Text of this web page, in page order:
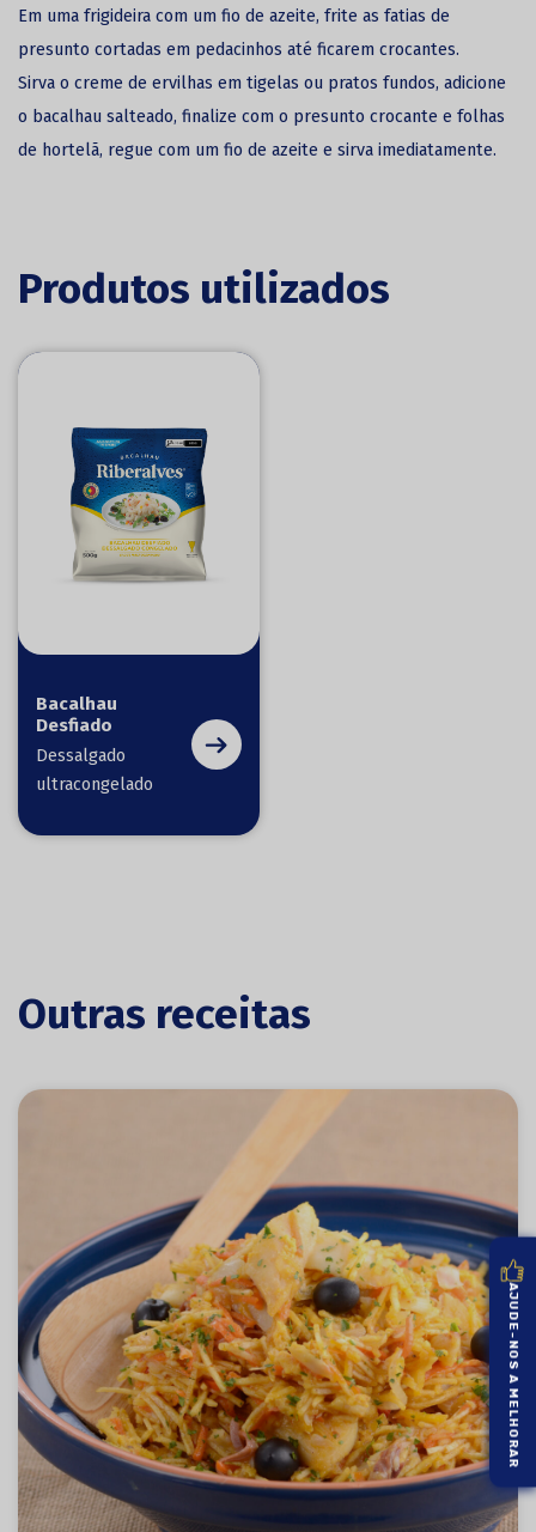
Em uma frigideira com um fio de azeite, frite as fatias de
presunto cortadas em pedacinhos até ficarem crocantes.
Sirva o creme de ervilhas em tigelas ou pratos fundos, adicione
o bacalhau salteado, finalize com o presunto crocante e folhas
de hortelã, regue com um fio de azeite e sirva imediatamente.
Produtos utilizados
Bacalhau
Desfiado
Dessalgado
ultracongelado
Outras receitas
AJUDE-NOS A MELHORAR